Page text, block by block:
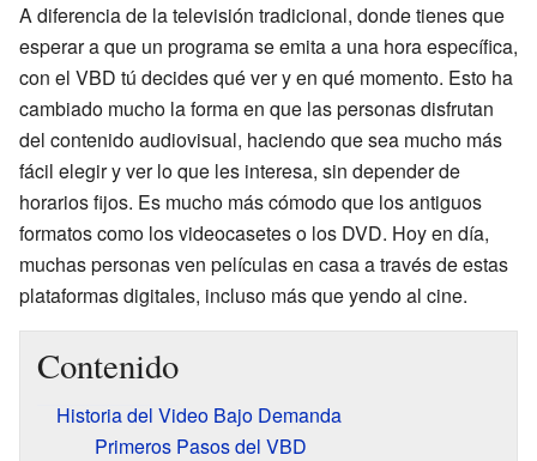
A diferencia de la televisión tradicional, donde tienes que
esperar a que un programa se emita a una hora específica,
con el VBD tú decides qué ver y en qué momento. Esto ha
cambiado mucho la forma en que las personas disfrutan
del contenido audiovisual, haciendo que sea mucho más
fácil elegir y ver lo que les interesa, sin depender de
horarios fijos. Es mucho más cómodo que los antiguos
formatos como los videocasetes o los DVD. Hoy en día,
muchas personas ven películas en casa a través de estas
plataformas digitales, incluso más que yendo al cine.
Contenido
Historia del Video Bajo Demanda
Primeros Pasos del VBD